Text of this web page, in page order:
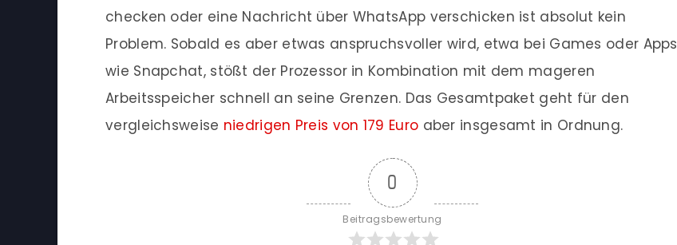
checken oder eine Nachricht über WhatsApp verschicken ist absolut kein
Problem. Sobald es aber etwas anspruchsvoller wird, etwa bei Games oder Apps
wie Snapchat, stößt der Prozessor in Kombination mit dem mageren
Arbeitsspeicher schnell an seine Grenzen. Das Gesamtpaket geht für den
vergleichsweise niedrigen Preis von 179 Euro aber insgesamt in Ordnung.
0
Beitragsbewertung